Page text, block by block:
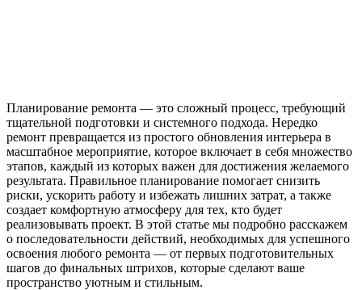
Планирование ремонта — это сложный процесс, требующий
тщательной подготовки и системного подхода. Нередко
ремонт превращается из простого обновления интерьера в
масштабное мероприятие, которое включает в себя множество
этапов, каждый из которых важен для достижения желаемого
результата. Правильное планирование помогает снизить
риски, ускорить работу и избежать лишних затрат, а также
создает комфортную атмосферу для тех, кто будет
реализовывать проект. В этой статье мы подробно расскажем
о последовательности действий, необходимых для успешного
освоения любого ремонта — от первых подготовительных
шагов до финальных штрихов, которые сделают ваше
пространство уютным и стильным.